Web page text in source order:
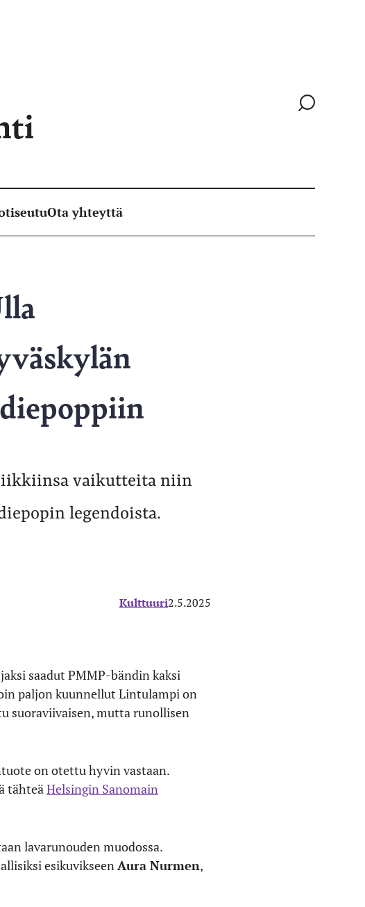
Siirry
Ota yhteyttä
vaikutteita niin
legendoista.
Kulttuuri2.5.2025
saadut PMMP-bändin kaksi
paljon kuunnellut Lintulampi on
suoraviivaisen, mutta runollisen
on otettu hyvin vastaan.
tähteäHelsingin Sanomain
lavarunouden muodossa.
esikuvikseenAura Nurmen,